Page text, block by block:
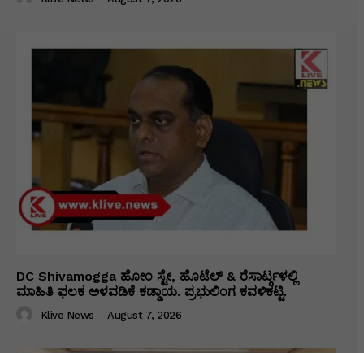
DC Shivamogga ಹೋಂ ಸ್ಟೇ, ಹೊಟೆಲ್ & ರೆಸಾರ್ಟ್ಗಳಲ್ಲಿ
ಮಾಹಿತಿ ಫಲಕ ಅಳವಡಿಕೆ ಕಡ್ಡಾಯ. ಪ್ರಭುಲಿಂಗ ಕವಳಿಕಟ್ಟಿ.
Klive News - August 7, 2026